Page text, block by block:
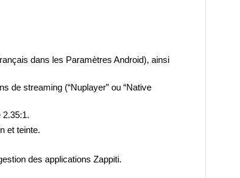
dans les Paramètres Android), ainsi
de streaming (“Nuplayer” ou “Native
et teinte.
des applications Zappiti.